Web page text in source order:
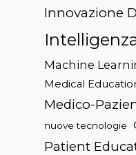
Innovazione
Machine
Medical
Medico-
nuove tecnologie
Patient